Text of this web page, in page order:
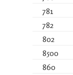
781
782
802
8500
860